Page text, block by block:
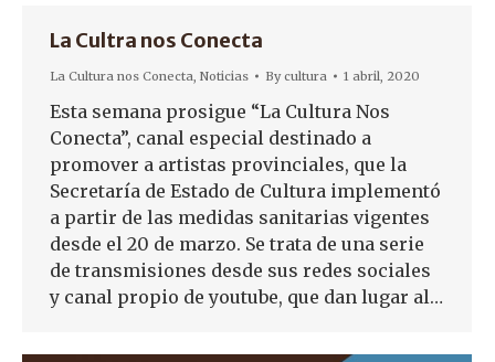
La Cultra nos Conecta
La Cultura nos Conecta, Noticias Bycultura 1 abril, 2020
Esta semana prosigue “La Cultura Nos
Conecta”, canal especial destinado a
promover a artistas provinciales, que la
Secretaría de Estado de Cultura implementó
a partir de las medidas sanitarias vigentes
desde el 20 de marzo. Se trata de una serie
de transmisiones desde sus redes sociales
y canal propio de youtube, que dan lugar al…